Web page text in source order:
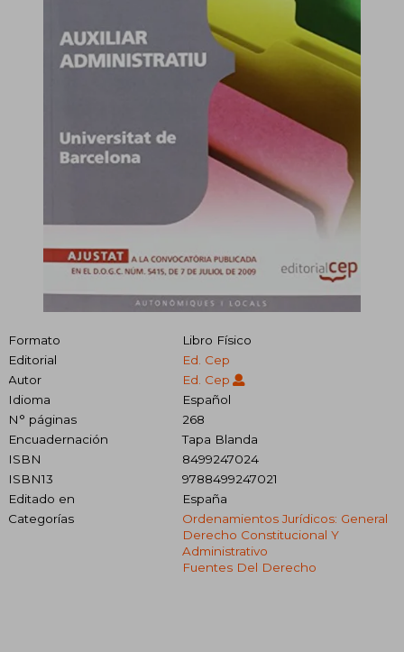
Formato
Libro Físico
Editorial
Ed. Cep
Autor
Ed. Cep
Idioma
Español
N° páginas
268
Encuadernación
Tapa Blanda
ISBN
8499247024
ISBN13
9788499247021
Editado en
España
Categorías
Ordenamientos Jurídicos: General
Derecho Constitucional Y
Administrativo
Fuentes Del Derecho